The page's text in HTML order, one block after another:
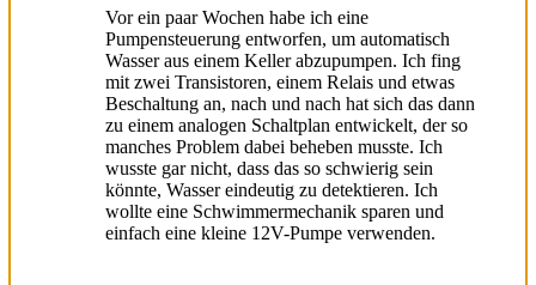
Vor ein paar Wochen habe ich eine
Pumpensteuerung entworfen, um automatisch
Wasser aus einem Keller abzupumpen. Ich fing
mit zwei Transistoren, einem Relais und etwas
Beschaltung an, nach und nach hat sich das dann
zu einem analogen Schaltplan entwickelt, der so
manches Problem dabei beheben musste. Ich
wusste gar nicht, dass das so schwierig sein
könnte, Wasser eindeutig zu detektieren. Ich
wollte eine Schwimmermechanik sparen und
einfach eine kleine 12V-Pumpe verwenden.